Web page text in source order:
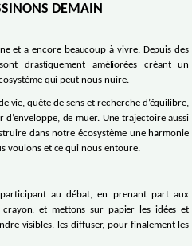
DEMAIN
et a encore beaucoup à vivre. Depuis des
drastiquement améliorées créant un
qui peut nous nuire.
vie, quête de sens et recherche d’équilibre,
de muer. Une trajectoire aussi
dans notre écosystème une harmonie
voulons et ce qui nous entoure.
au débat, en prenant part aux
et mettons sur papier les idées et
visibles, les diffuser, pour finalement les